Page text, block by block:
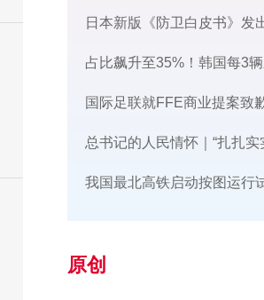
日本新版《防卫白皮书》发
国际足联就FFE商业提案致
我国最北高铁启动按图运行
原创